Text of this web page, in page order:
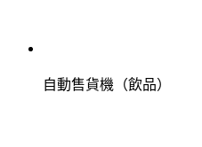
自動售貨機（飲品）